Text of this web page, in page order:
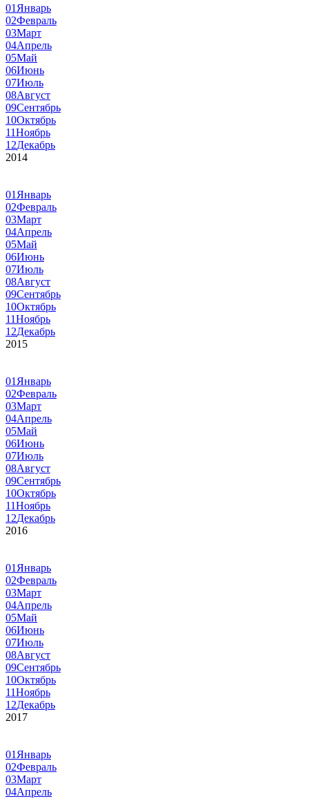
01 Январь
02Февраль
03Март
04Апрель
05Май
06Июнь
07Июль
08Август
09Сентябрь
10Октябрь
11Ноябрь
12Декабрь
2014
01 Январь
02Февраль
03Март
04Апрель
05Май
06Июнь
07Июль
08Август
09Сентябрь
10Октябрь
11Ноябрь
12Декабрь
2015
01 Январь
02Февраль
03Март
04Апрель
05Май
06Июнь
07Июль
08Август
09Сентябрь
10Октябрь
11Ноябрь
12Декабрь
2016
01 Январь
02Февраль
03Март
04Апрель
05Май
06Июнь
07Июль
08Август
09Сентябрь
10Октябрь
11Ноябрь
12Декабрь
2017
01 Январь
02Февраль
03Март
04Апрель